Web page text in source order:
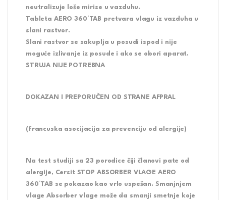
neutralizuje loše mirise u vazduhu.
Tableta AERO 360°TAB pretvara vlagu iz vazduha u
slani rastvor.
Slani rastvor se sakuplja u posudi ispod i nije
moguće izlivanje iz posude i ako se obori aparat.
STRUJA NIJE POTREBNA
DOKAZAN I PREPORUČEN OD STRANE AFPRAL
(francuska asocijacija za prevenciju od alergije)
Na test studiji sa 23 porodice čiji članovi pate od
alergije, Cersit STOP ABSORBER VLAGE AERO
360°TAB se pokazao kao vrlo uspešan. Smanjnjem
vlage Absorber vlage može da smanji smetnje koje